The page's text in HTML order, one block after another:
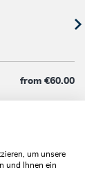
from €60.00
um unsere
und Ihnen ein